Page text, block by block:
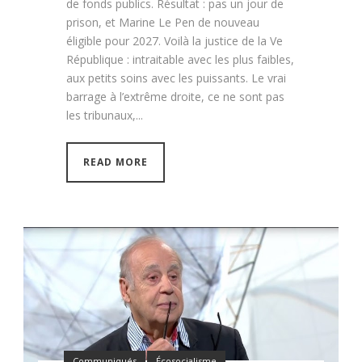
de fonds publics. Résultat : pas un jour de
prison, et Marine Le Pen de nouveau
éligible pour 2027. Voilà la justice de la Ve
République : intraitable avec les plus faibles,
aux petits soins avec les puissants. Le vrai
barrage à l’extrême droite, ce ne sont pas
les tribunaux,...
READ MORE